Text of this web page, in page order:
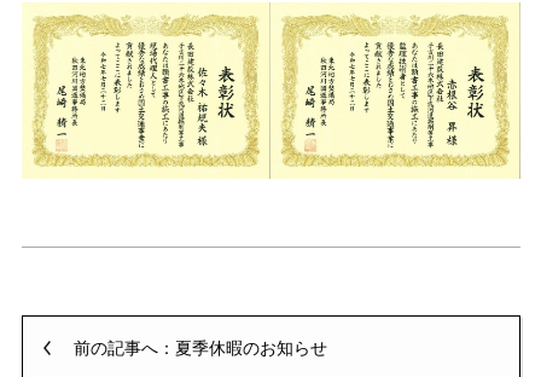
前の記事へ：夏季休暇のお知らせ